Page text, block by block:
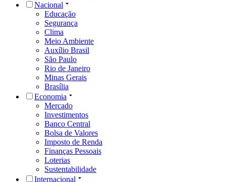
Nacional
Educação
Segurança
Clima
Meio Ambiente
Auxílio Brasil
São Paulo
Rio de Janeiro
Minas Gerais
Brasília
Economia
Mercado
Investimentos
Banco Central
Bolsa de Valores
Imposto de Renda
Finanças Pessoais
Loterias
Sustentabilidade
Internacional